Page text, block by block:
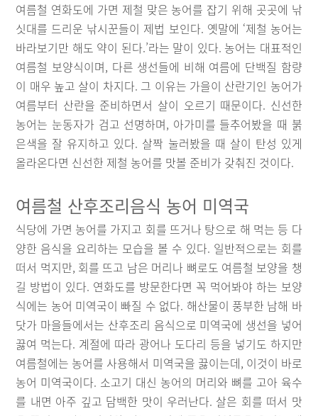
여름철 연화도에 가면 제철 맞은 농어를 잡기 위해 곳곳에 낚
싯대를 드리운 낚시꾼들이 제법 보인다. 옛말에 ‘제철 농어는
바라보기만 해도 약이 된다.’라는 말이 있다. 농어는 대표적인
여름철 보양식이며, 다른 생선들에 비해 여름에 단백질 함량
이 매우 높고 살이 차지다. 그 이유는 가을이 산란기인 농어가
여름부터 산란을 준비하면서 살이 오르기 때문이다. 신선한
농어는 눈동자가 검고 선명하며, 아가미를 들추어봤을 때 붉
은색을 잘 유지하고 있다. 살짝 눌러봤을 때 살이 탄성 있게
올라온다면 신선한 제철 농어를 맛볼 준비가 갖춰진 것이다.
여름철 산후조리음식 농어 미역국
식당에 가면 농어를 가지고 회를 뜨거나 탕으로 해 먹는 등 다
양한 음식을 요리하는 모습을 볼 수 있다. 일반적으로는 회를
떠서 먹지만, 회를 뜨고 남은 머리나 뼈로도 여름철 보양을 챙
길 방법이 있다. 연화도를 방문한다면 꼭 먹어봐야 하는 보양
식에는 농어 미역국이 빠질 수 없다. 해산물이 풍부한 남해 바
닷가 마을들에서는 산후조리 음식으로 미역국에 생선을 넣어
끓여 먹는다. 계절에 따라 광어나 도다리 등을 넣기도 하지만
여름철에는 농어를 사용해서 미역국을 끓이는데, 이것이 바로
농어 미역국이다. 소고기 대신 농어의 머리와 뼈를 고아 육수
를 내면 아주 깊고 담백한 맛이 우러난다. 살은 회를 떠서 맛